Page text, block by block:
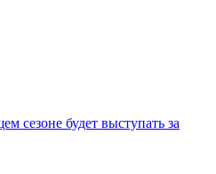
сезоне будет выступать за